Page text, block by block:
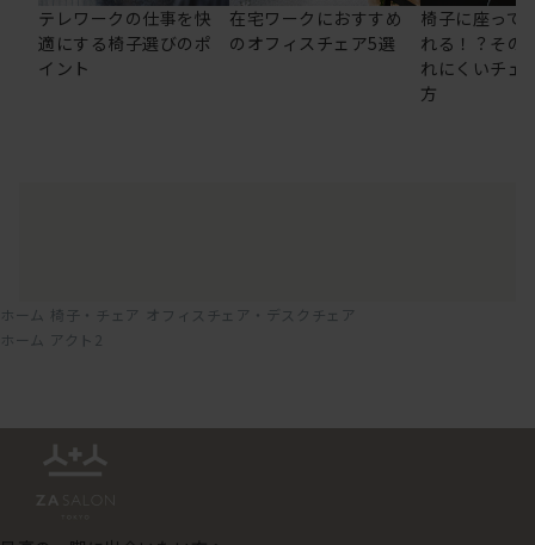
テレワークの仕事を快
適にする椅子選びのポ
イント
在宅ワークにおすすめ
のオフィスチェア5選
椅子に座って
れる！？その
れにくいチェ
方
ホーム 椅子・チェア
オフィスチェア・デスクチェア
ホーム アクト2